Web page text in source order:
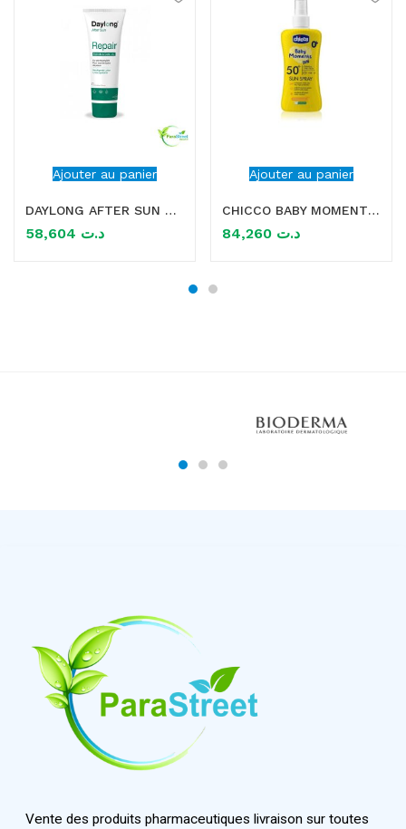
Ajouter au panier
DAYLONG AFTER SUN REPAIR 100ML
د.ت
Ajouter au panier
CHICCO BABY MOMENT SUN SPRAY SPF50+ 0M+ 150ML
د.ت
Vente des produits pharmaceutiques livraison sur toutes